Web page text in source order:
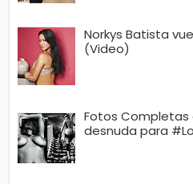
Norkys Batista
(Video)
Fotos Completas
desnuda para